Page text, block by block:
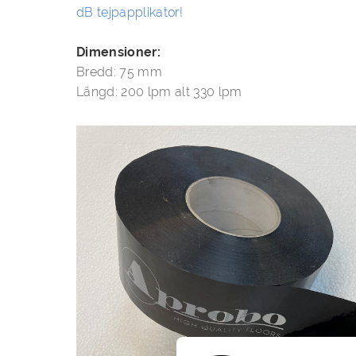
dB tejpapplikator!
Bredd: 75 mm
Längd: 200 lpm alt 330 lpm